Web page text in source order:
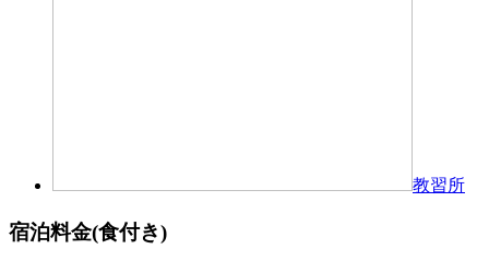
教習所
宿泊料金(食付き)